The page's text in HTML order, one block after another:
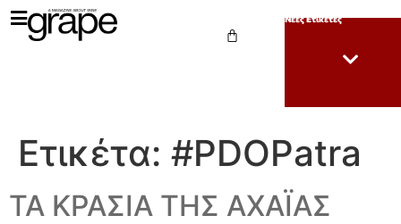
Νέες Ετικέτες
Ετικέτα: #PDOPatra
ΤΑ ΚΡΑΣΙΑ ΤΗΣ ΑΧΑΪΑΣ